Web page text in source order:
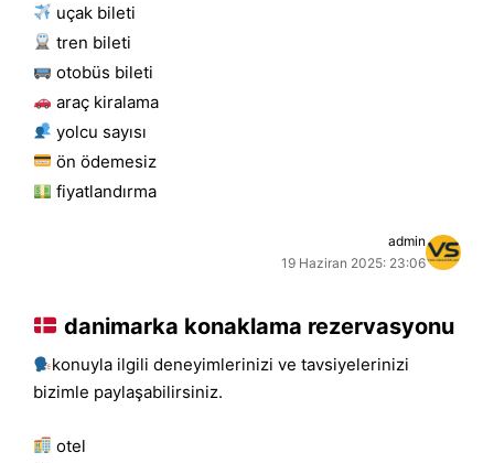
uçak bileti
tren bileti
otobüs bileti
araç kiralama
yolcu sayısı
ön ödemesiz
fiyatlandırma
admin
19 Haziran 2025: 23:06
danimarka konaklama rezervasyonu
konuyla ilgili deneyimlerinizi ve tavsiyelerinizi
bizimle paylaşabilirsiniz.
otel